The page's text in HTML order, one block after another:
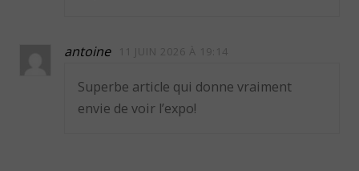
antoine 11 JUIN 2026 À 19:14
Superbe article qui donne vraiment
envie de voir l’expo!